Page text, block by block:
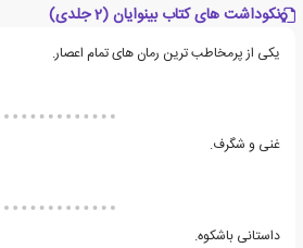
نکوداشت های کتاب بینوایان (2 جلدی)
یکی از پرمخاطب ترین رمان های تمام اعصار.
غنی و شگرف.
داستانی باشکوه.